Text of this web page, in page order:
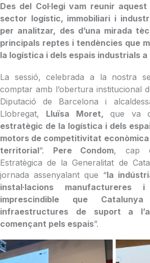
Des del Col·legi vam reunir
sector logístic, immobiliari i
per analitzar, des d’una mirada
principals reptes i tendències que
la logística i dels espais industrials
La sessió, celebrada a la nostra
comptar amb l’obertura institucional
Diputació de Barcelona i
Llobregat, Lluïsa Moret, que va
estratègic de la logística i dels
motors de competitivitat
territorial”. Pere Condom, cap
Estratègica de la Generalitat de
jornada assenyalant que “la
instal·lacions manufactureres
imprescindible que
infraestructures de suport a
començant pels espais”.